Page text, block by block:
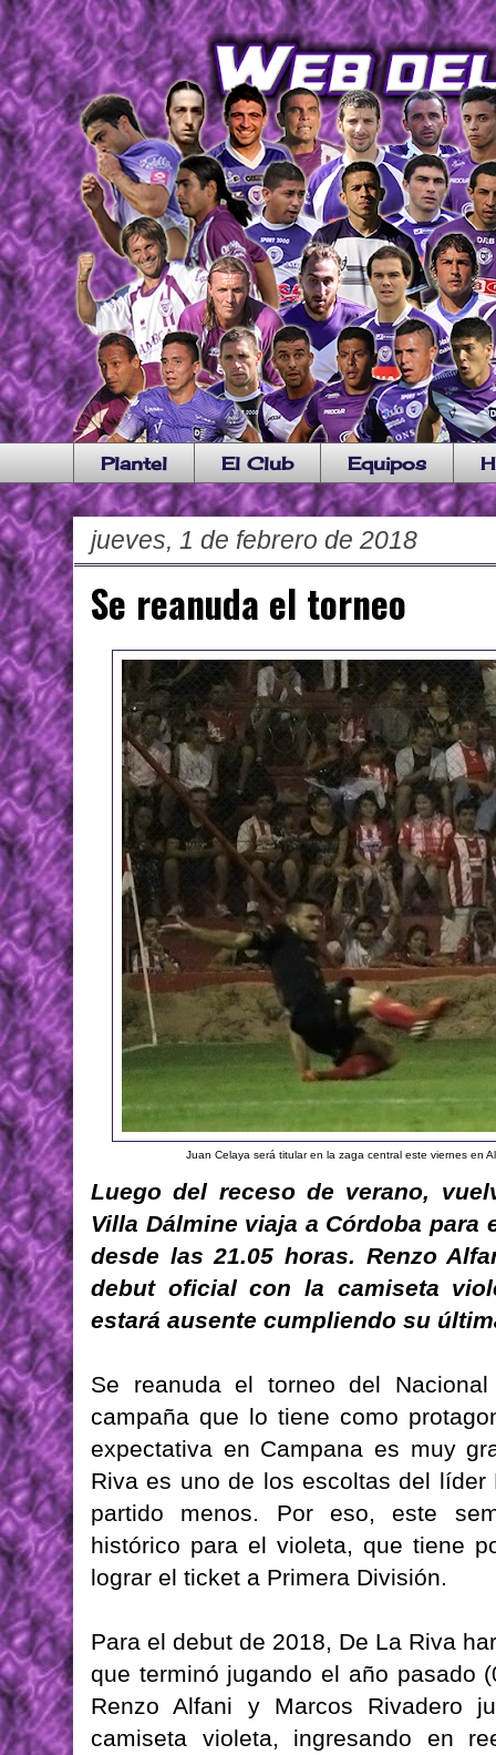
Plantel El Club Equipos
jueves, 1 de febrero de 2018
Se reanuda el torneo
Juan Celaya será titular en la zaga central este viernes en
Luego del receso de verano,
Villa Dálmine viaja a Córdoba
desde las 21.05 horas. Renzo
debut oficial con la camiseta
estará ausente cumpliendo su
Se reanuda el torneo del
campaña que lo tiene como
expectativa en Campana es muy
Riva es uno de los escoltas del
partido menos. Por eso, este
histórico para el violeta, que tiene
lograr el ticket a Primera División.
Para el debut de 2018, De La Riva
que terminó jugando el año pasado
Renzo Alfani y Marcos Rivadero
camiseta violeta, ingresando en